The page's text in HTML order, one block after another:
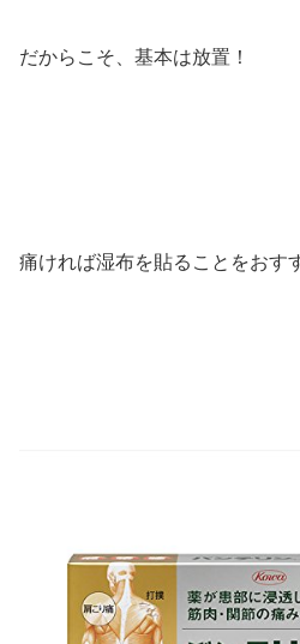
だからこそ、基本は放置！
痛ければ湿布を貼ることをおす